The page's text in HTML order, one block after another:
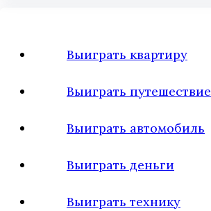
Выиграть квартиру
Выиграть путешествие
Выиграть автомобиль
Выиграть деньги
Выиграть технику